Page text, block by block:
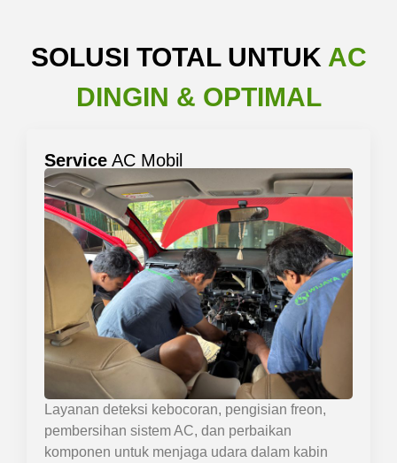
SOLUSI TOTAL UNTUK AC
DINGIN & OPTIMAL
Service AC Mobil
Layanan deteksi kebocoran, pengisian freon,
pembersihan sistem AC, dan perbaikan
komponen untuk menjaga udara dalam kabin